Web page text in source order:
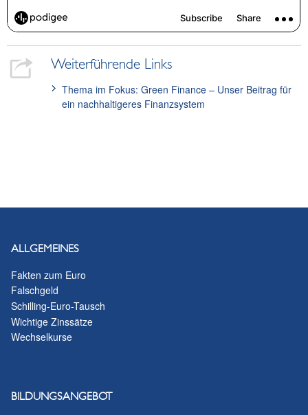
Weiterführende Links
Thema im Fokus: Green Finance – Unser Beitrag für
ein nachhaltigeres Finanzsystem
ALLGEMEINES
Fakten zum Euro
Falschgeld
Schilling-Euro-Tausch
Wichtige Zinssätze
Wechselkurse
BILDUNGSANGEBOT